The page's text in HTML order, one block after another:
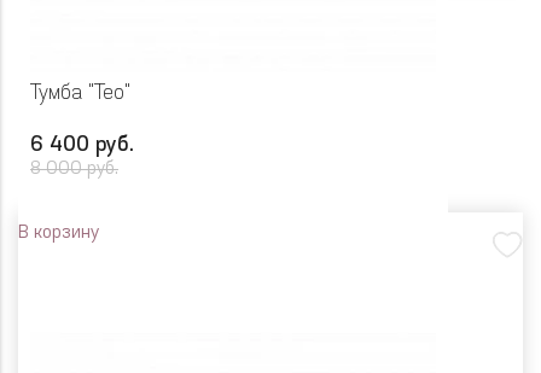
Тумба "Тео"
6 400 руб.
8 000 руб.
В корзину